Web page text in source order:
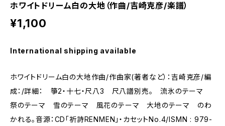
ホワイトドリーム白の大地（作曲/吉崎克彦/楽譜）
¥1,100
International shipping available
ホワイトドリーム白の大地作曲/作曲家(著者など）：吉崎克彦/編
成：/詳細： 箏2・十七・尺八3 尺八譜別売。 流氷のテーマ
祭のテーマ 雪のテーマ 風花のテーマ 大地のテーマ のわ
かれる。音源：CD「祈詩RENMEN」・カセットNo.4/ISMN : 979-